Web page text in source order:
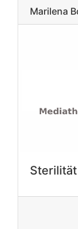
Marilena